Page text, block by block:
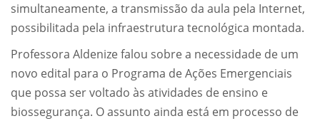
simultaneamente, a transmissão da aula pela Internet,
possibilitada pela infraestrutura tecnológica montada.
Professora Aldenize falou sobre a necessidade de um
novo edital para o Programa de Ações Emergenciais
que possa ser voltado às atividades de ensino e
biossegurança. O assunto ainda está em processo de